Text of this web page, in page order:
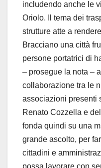
includendo anche le
Oriolo. Il tema dei
strutture atte a rendere
Bracciano una città
persone portatrici di
– prosegue la nota –
collaborazione tra le
associazioni presenti
Renato Cozzella e
fonda quindi su una
grande ascolto, per
cittadini e